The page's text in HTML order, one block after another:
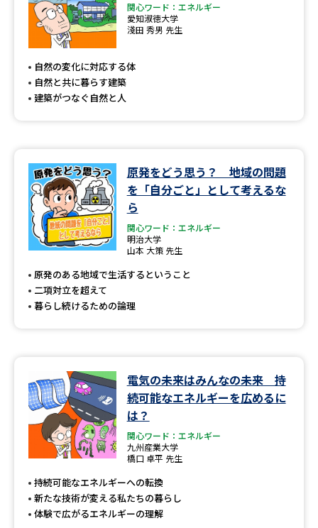
関心ワード：エネルギー
愛知淑徳大学
淺田 秀男 先生
自然の変化に対応する体
自然と共に暮らす建築
建築がつなぐ自然と人
原発をどう思う？ 地域の問題
を「自分ごと」として考えるな
ら
関心ワード：エネルギー
明治大学
山本 大策 先生
原発のある地域で生活するということ
二項対立を超えて
暮らし続けるための論理
電気の未来はみんなの未来 持
続可能なエネルギーを広めるに
は？
関心ワード：エネルギー
九州産業大学
橋口 卓平 先生
持続可能なエネルギーへの転換
新たな技術が変える私たちの暮らし
体験で広がるエネルギーの理解